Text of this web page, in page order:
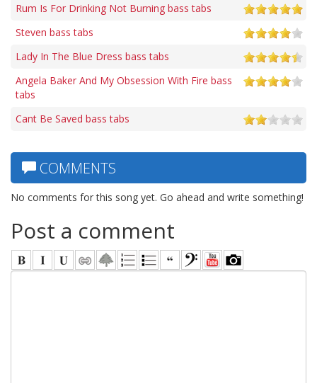
Rum Is For Drinking Not Burning bass tabs
Steven bass tabs
Lady In The Blue Dress bass tabs
Angela Baker And My Obsession With Fire bass
tabs
Cant Be Saved bass tabs
COMMENTS
No comments for this song yet. Go ahead and write something!
Post a comment